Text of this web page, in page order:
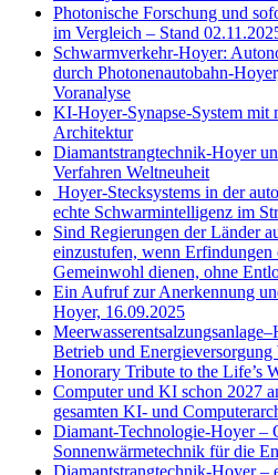
Photonische Forschung und
im Vergleich – Stand
Schwarmverkehr-Hoyer:
durch Photonenautobahn-
Voranalyse
KI-Hoyer-Synapse-System mit
Architektur
Diamantstrangtechnik-Hoyer
Verfahren Weltneuheit
Hoyer-Stecksystems in der
echte Schwarmintelligenz im
Sind Regierungen der Länder
einzustufen, wenn Erfindungen
Gemeinwohl dienen, ohne
Ein Aufruf zur Anerkennung
Hoyer, 16.09.2025
Betrieb und Energieversorgung
Honorary Tribute to the Life’s
Computer und KI schon 2027
gesamten KI- und
Diamant-Technologie-Hoyer –
Sonnenwärmetechnik für die
Diamantstrangtechnik-Hoyer –